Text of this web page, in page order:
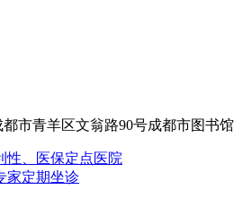
市青羊区文翁路90号成都市图
、医保定点医院
家定期坐诊